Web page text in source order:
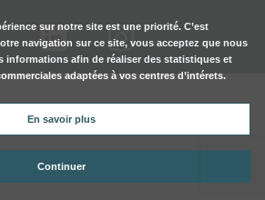
sur notre site est une priorité. C’est
navigation sur ce site, vous acceptez que nous
informations afin de réaliser des statistiques et
adaptées à vos centres d’intérets.
En savoir plus
Continuer